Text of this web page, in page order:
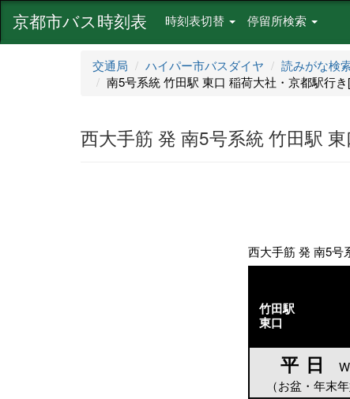
京都市バス時刻表 時刻表切替 停留所検索
交通局 ハイパー市バスダイヤ 読みがな検
南5号系統 竹田駅 東口 稲荷大社・京都駅行
西大手筋 発 南5号系統 竹田駅
西大手筋 発 南5号
竹田駅
東口
平日
（お盆・年末